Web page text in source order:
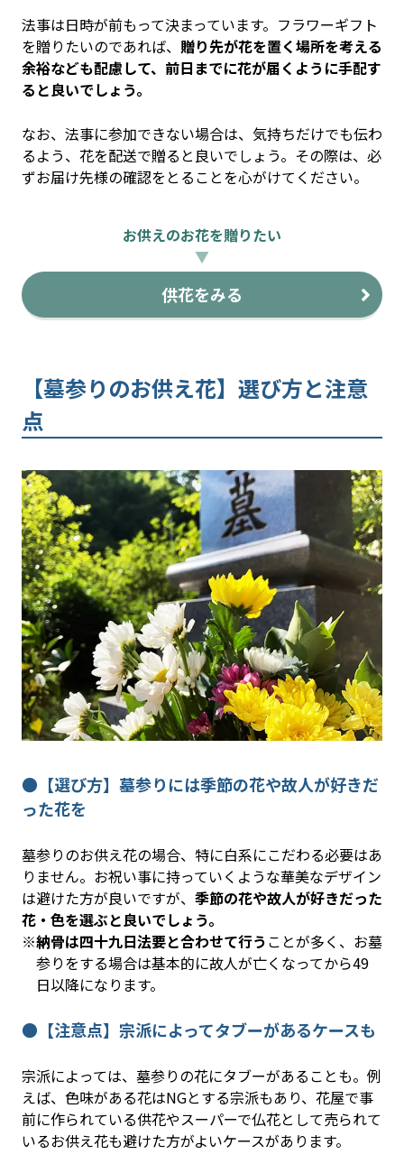
法事は日時が前もって決まっています。フラワーギフト
を贈りたいのであれば、 贈り先が花を置く場所を考える
余裕なども配慮して、前日までに花が届くように手配す
ると良いでしょう。
なお、法事に参加できない場合は、気持ちだけでも伝わ
るよう、花を配送で贈ると良いでしょう。その際は、必
ずお届け先様の確認をとることを心がけてください。
お供えのお花を贈りたい
▼
供花をみる
【墓参りのお供え花】選び方と注意
点
●【選び方】墓参りには季節の花や故人が好きだ
った花を
墓参りのお供え花の場合、特に白系にこだわる必要はあ
りません。お祝い事に持っていくような華美なデザイン
は避けた方が良いですが、 季節の花や故人が好きだった
花・色を選ぶと良いでしょう。
※納骨は四十九日法要と合わせて行うことが多く、お墓
参りをする場合は基本的に故人が亡くなってから49
日以降になります。
●【注意点】宗派によってタブーがあるケースも
宗派によっては、墓参りの花にタブーがあることも。例
えば、色味がある花はNGとする宗派もあり、花屋で事
前に作られている供花やスーパーで仏花として売られて
いるお供え花も避けた方がよいケースがあります。